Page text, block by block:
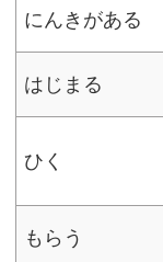
にんきがある
はじまる
ひく
もらう